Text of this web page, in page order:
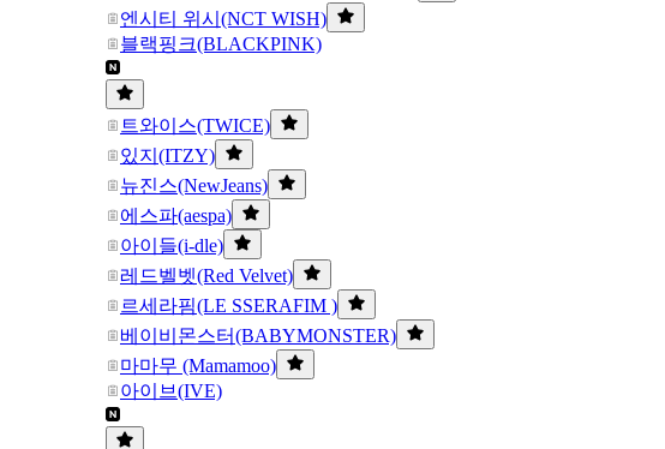
엔시티 위시(NCT WISH)
블랙핑크(BLACKPINK)
트와이스(TWICE)
있지(ITZY)
뉴진스(NewJeans)
에스파(aespa)
아이들(i-dle)
레드벨벳(Red Velvet)
르세라핌(LE SSERAFIM )
베이비몬스터(BABYMONSTER)
마마무 (Mamamoo)
아이브(IVE)